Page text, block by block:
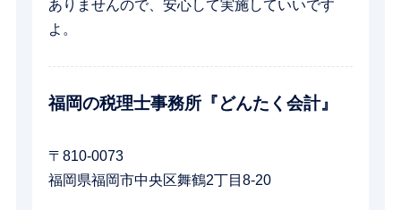
ありませんので、安心して実施していいです
よ。
福岡の税理士事務所『どんたく会計』
〒810-0073
福岡県福岡市中央区舞鶴2丁目8-20